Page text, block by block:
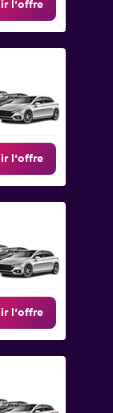
l’offre
l’offre
l’offre